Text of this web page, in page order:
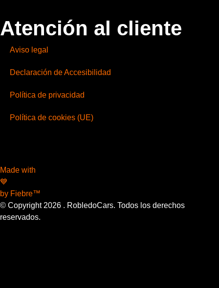
Atención al cliente
Aviso legal
Declaración de Accesibilidad
Política de privacidad
Política de cookies (UE)
Made with
💙
by Fiebre™
© Copyright 2026 . RobledoCars. Todos los derechos
reservados.